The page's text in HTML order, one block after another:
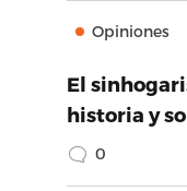
Opiniones
El
historia y
0